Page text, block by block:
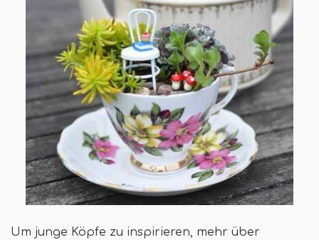
Um junge Köpfe zu inspirieren, mehr über